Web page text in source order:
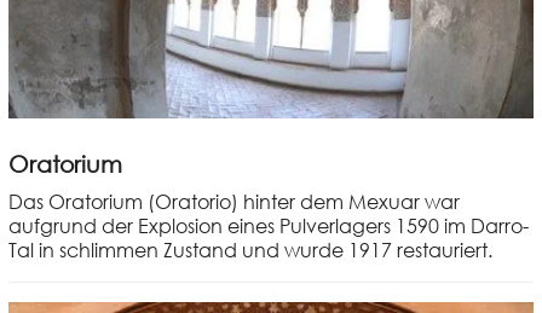
Oratorium
Das Oratorium (Oratorio) hinter dem Mexuar war
aufgrund der Explosion eines Pulverlagers 1590 im Darro-
Tal in schlimmen Zustand und wurde 1917 restauriert.